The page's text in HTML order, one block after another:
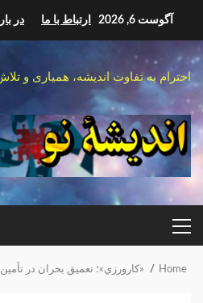
content
آگوست 6, 2026 ارتباط با ما در
احترام به تفاوت اندیشه، همیاری و
PRIMARY
MENU
Home «کارورزي»؛ تعميق بحران در